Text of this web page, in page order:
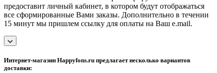
предоставит личный кабинет, в котором будут отображаться
все сформированные Вами заказы. Дополнительно в течении
15 минут мы пришлем ссылку для оплаты на Ваш e.mail.
Интернет-магазин Happyfons.ru предлагает несколько вариантов
доставки: